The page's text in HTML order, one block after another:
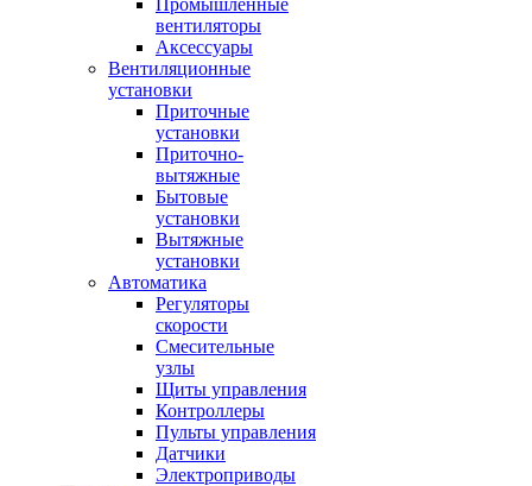
Промышленные
вентиляторы
Аксессуары
Вентиляционные
установки
Приточные
установки
Приточно-
вытяжные
Бытовые
установки
Вытяжные
установки
Автоматика
Регуляторы
скорости
Смесительные
узлы
Щиты управления
Контроллеры
Пульты управления
Датчики
Электроприводы